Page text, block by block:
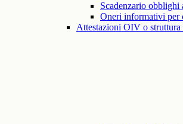
Scadenzario obblighi
Oneri informativi per
Attestazioni OIV o struttura